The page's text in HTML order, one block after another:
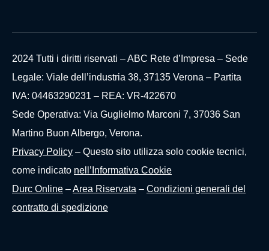
2024 Tutti i diritti riservati – ABC Rete d’Impresa – Sede
Legale: Viale dell’industria 38, 37135 Verona – Partita
IVA: 04463290231 – REA: VR-422670
Sede Operativa: Via Guglielmo Marconi 7, 37036 San
Martino Buon Albergo, Verona.
Privacy Policy – Questo sito utilizza solo cookie tecnici,
come indicato nell’Informativa Cookie
Durc Online –Area Riservata – Condizioni generali del
contratto di spedizione